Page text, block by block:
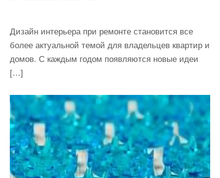
Дизайн интерьера при ремонте становится все
более актуальной темой для владельцев квартир и
домов. С каждым годом появляются новые идеи
[…]